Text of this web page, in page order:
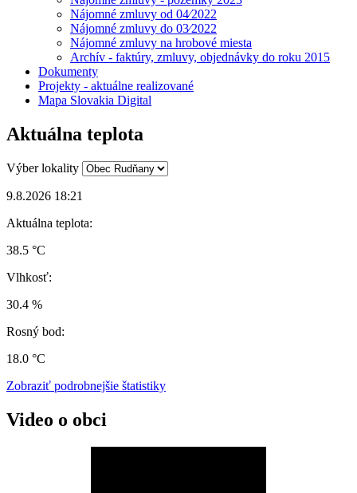
Nájomné zmluvy od 04⁄2022
Nájomné zmluvy do 03⁄2022
Nájomné zmluvy na hrobové miesta
Archív - faktúry, zmluvy, objednávky do roku 2015
Dokumenty
Projekty - aktuálne realizované
Mapa Slovakia Digital
Aktuálna teplota
Výber lokality
9.8.2026 18:21
Aktuálna teplota:
38.5 °C
Vlhkosť:
30.4 %
Rosný bod:
18.0 °C
Zobraziť podrobnejšie štatistiky
Video o obci